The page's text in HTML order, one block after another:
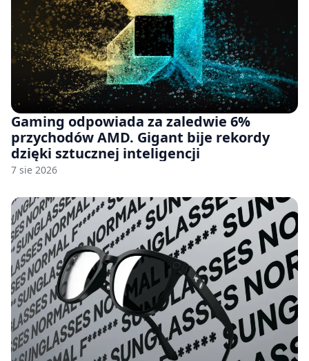
Gaming odpowiada za zaledwie 6%
przychodów AMD. Gigant bije rekordy
dzięki sztucznej inteligencji
7 sie 2026